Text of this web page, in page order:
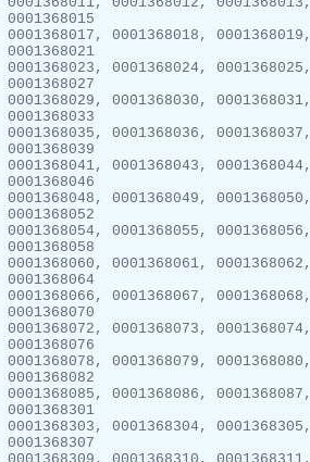
0001368017, 0001368018, 0001368019,
0001368023, 0001368024, 0001368025,
0001368029, 0001368030, 0001368031,
0001368035, 0001368036, 0001368037,
0001368041, 0001368043, 0001368044,
0001368048, 0001368049, 0001368050,
0001368054, 0001368055, 0001368056,
0001368060, 0001368061, 0001368062,
0001368066, 0001368067, 0001368068,
0001368072, 0001368073, 0001368074,
0001368078, 0001368079, 0001368080,
0001368085, 0001368086, 0001368087,
0001368303, 0001368304, 0001368305,